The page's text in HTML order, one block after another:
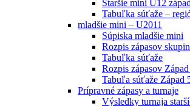
Staršie mini U12
Tabuľka súťaže –
mladšie mini – U2011
Súpiska mladšie mini
Rozpis zápasov
Tabuľka súťaže
Rozpis zápasov
Tabuľa súťaže Západ
Prípravné zápasy a turnaje
Výsledky turnaja